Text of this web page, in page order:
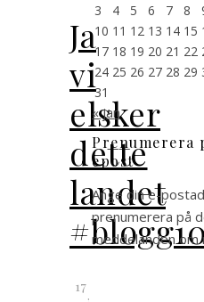
Ja
vi
elsker
dette
landet
17
3
4 5 6 7 8
10 11 12 13 14 15
17 18 19 20 21 22
24 25 26 27 28 29
31
« jan
Prenumerera
epost
Ange din e-
prenumerera på
meddelanden om